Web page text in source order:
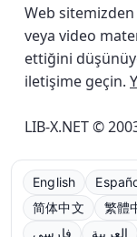
Web
veya video
ettiğini
iletişime geçin.
LIB-X.NET ©
English
简体中文
繁體
فارسی
العربية